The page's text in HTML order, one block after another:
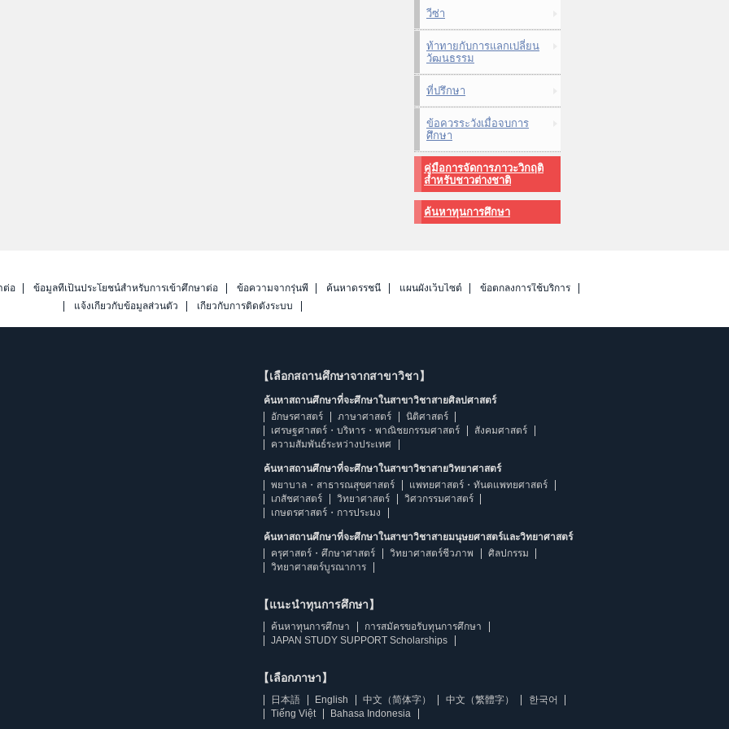
วีซ่า
ท้าทายกับการแลกเปลี่ยน
วัฒนธรรม
ที่ปรึกษา
ข้อควรระวังเมื่อจบการ
ศึกษา
คู่มือการจัดการภาวะวิกฤติ
สำหรับชาวต่างชาติ
ค้นหาทุนการศึกษา
ต่อ ข้อมูลที่เป็นประโยชน์สำหรับการเข้าศึกษาต่อ ข้อความจากรุ่นพี่ ค้นหาดรรชนี แผนผังเว็บไซต์
ข้อตกลงการใช้บริการ
แจ้งเกี่ยวกับข้อมูลส่วนตัว
เกี่ยวกับการติดตั้งระบบ
【เลือกสถานศึกษาจากสาขาวิชา】
ค้นหาสถานศึกษาที่จะศึกษาในสาขาวิชาสายศิลปศาสตร์
อักษรศาสตร์
ภาษาศาสตร์
นิติศาสตร์
เศรษฐศาสตร์・บริหาร・พาณิชยกรรมศาสตร์
สังคมศาสตร์
ความสัมพันธ์ระหว่างประเทศ
ค้นหาสถานศึกษาที่จะศึกษาในสาขาวิชาสายวิทยาศาสตร์
พยาบาล・สาธารณสุขศาสตร์
แพทยศาสตร์・ทันตแพทยศาสตร์
เภสัชศาสตร์
วิทยาศาสตร์
วิศวกรรมศาสตร์
เกษตรศาสตร์・การประมง
ค้นหาสถานศึกษาที่จะศึกษาในสาขาวิชาสายมนุษยศาสตร์และวิทยาศาสตร์
ครุศาสตร์・ศึกษาศาสตร์
วิทยาศาสตร์ชีวภาพ
ศิลปกรรม
วิทยาศาสตร์บูรณาการ
【แนะนำทุนการศึกษา】
ค้นหาทุนการศึกษา
การสมัครขอรับทุนการศึกษา
JAPAN STUDY SUPPORT Scholarships
【เลือกภาษา】
日本語 English 中文（简体字） 中文（繁體字）
한국어
Tiếng Việt
Bahasa Indonesia